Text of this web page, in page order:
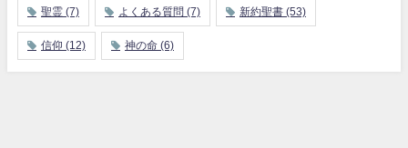
聖霊 (7) よくある質問 (7) 新約聖書 (53)
信仰 (12) 神の命 (6)